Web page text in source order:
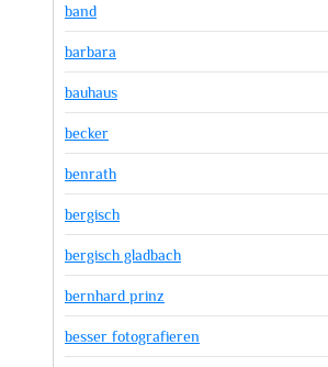
band
barbara
bauhaus
becker
benrath
bergisch
bergisch gladbach
bernhard prinz
besser fotografieren